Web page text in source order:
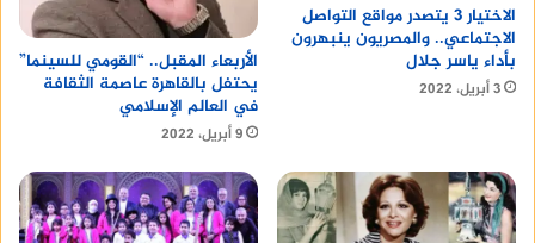
الاختيار 3 يتصدر مواقع التواصل
الاجتماعي.. والمصريون ينبهرون
بأداء ياسر جلال
3 أبريل، 2022
الأربعاء المقبل.. “القومي للسينما”
يحتفل بالقاهرة عاصمة الثقافة
في العالم الإسلامي
9 أبريل، 2022